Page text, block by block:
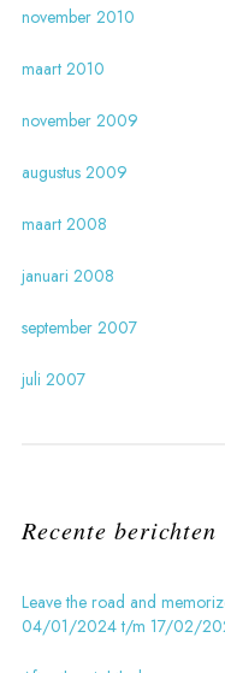
november 2010
maart 2010
november 2009
augustus 2009
maart 2008
januari 2008
september 2007
juli 2007
Recente berichten
Leave the road and
04/01/2024 t/m 17/02/